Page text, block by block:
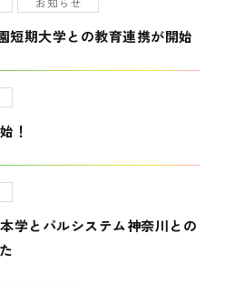
短期大学との教育連携が開始
！
学とパルシステム神奈川との